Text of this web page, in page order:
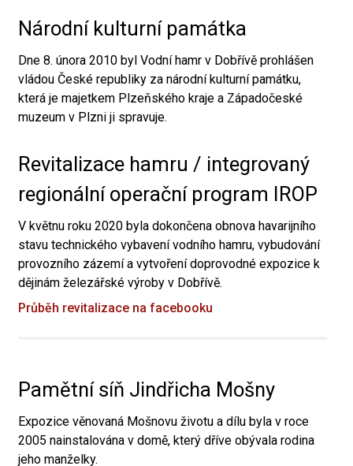
Národní kulturní památka
Dne 8. února 2010 byl Vodní hamr v Dobřívě prohlášen
vládou České republiky za národní kulturní památku,
která je majetkem Plzeňského kraje a Západočeské
muzeum v Plzni ji spravuje.
Revitalizace hamru / integrovaný
regionální operační program IROP
V květnu roku 2020 byla dokončena obnova havarijního
stavu technického vybavení vodního hamru, vybudování
provozního zázemí a vytvoření doprovodné expozice k
dějinám železářské výroby v Dobřívě.
Průběh revitalizace na facebooku
Pamětní síň Jindřicha Mošny
Expozice věnovaná Mošnovu životu a dílu byla v roce
2005 nainstalována v domě, který dříve obývala rodina
jeho manželky.